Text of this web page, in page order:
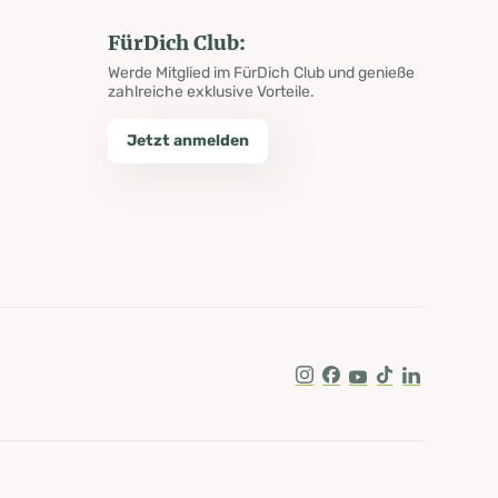
FürDich Club:
Werde Mitglied im FürDich Club und genieße
zahlreiche exklusive Vorteile.
Jetzt anmelden
Instagram
Facebook
Youtube
Tik TokLinkedIn